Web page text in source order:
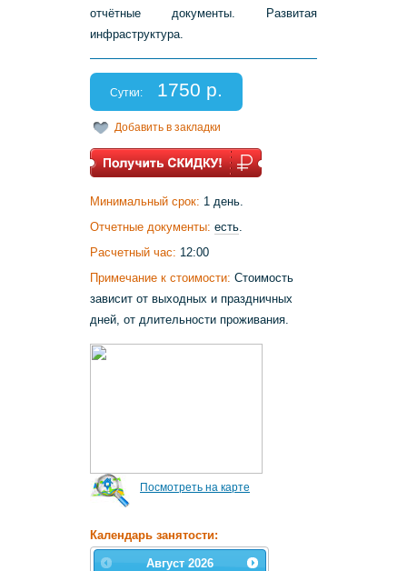
отчётные документы. Развитая
инфраструктура.
Сутки: 1750 р.
Добавить в закладки
Минимальный срок: 1 день.
Отчетные документы: есть
Расчетный час: 12:00
Примечание к стоимости: Стоимость
зависит от выходных и праздничных
дней, от длительности проживания.
Посмотреть на карте
Календарь занятости:
Август 2026